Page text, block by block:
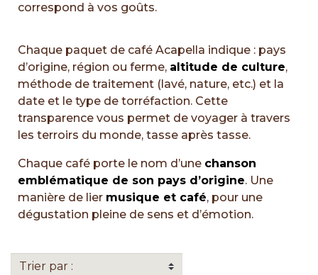
correspond à vos goûts.
Chaque paquet de café Acapella indique : pays
d’origine, région ou ferme, altitude de culture,
méthode de traitement (lavé, nature, etc.) et la
date et le type de torréfaction. Cette
transparence vous permet de voyager à travers
les terroirs du monde, tasse après tasse.
Chaque café porte le nom d’une chanson
emblématique de son pays d’origine. Une
manière de lier musique et café, pour une
dégustation pleine de sens et d’émotion.